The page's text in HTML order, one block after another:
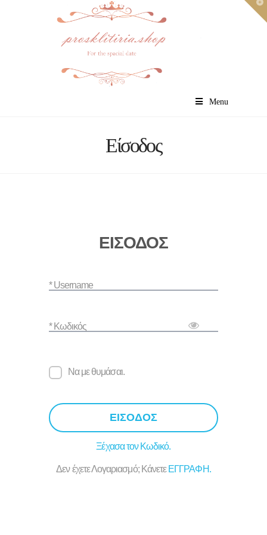
Menu
Είσοδος
ΕΙΣΟΔΟΣ
* Username
* Κωδικός
Να με θυμάσαι.
ΕΙΣΟΔΟΣ
Ξέχασα τον Κωδικό.
Δεν έχετε Λογαριασμό; Κάνετε ΕΓΓΡΑΦΗ.